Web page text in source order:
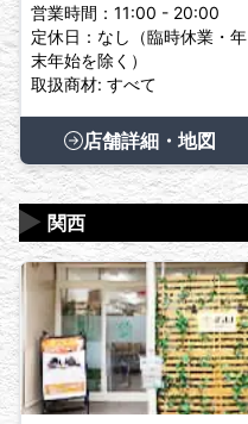
営業時間：11:00 - 20:00
定休日：なし（臨時休業・年
末年始を除く）
取扱商材: すべて
店舗詳細・地図
関西
▶